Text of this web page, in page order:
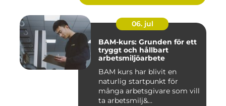
06. jul
BAM-kurs: Grunden för ett
tryggt och hållbart
arbetsmiljöarbete
BAM kurs har blivit en
naturlig startpunkt för
många arbetsgivare som vill
ta arbetsmilj&...